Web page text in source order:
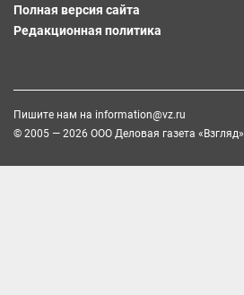
Полная версия сайта
Редакционная политика
Пишите нам на information@vz.ru
© 2005 — 2026 ООО Деловая газета «Взгляд»